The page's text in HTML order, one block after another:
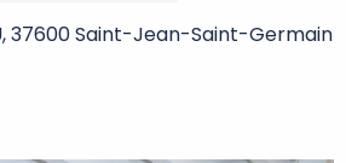
37600 Saint-Jean-Saint-Germain
favoris